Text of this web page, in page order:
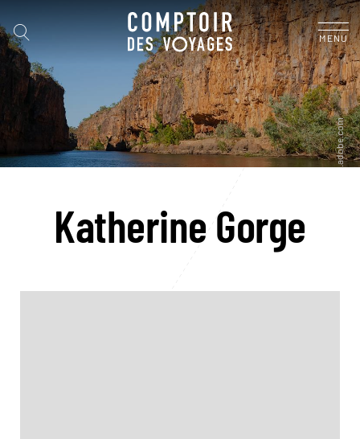
MENU
Katherine Gorge